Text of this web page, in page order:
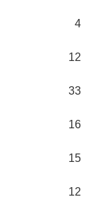
4
12
33
16
15
12